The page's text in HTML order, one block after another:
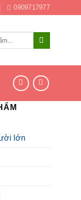
0909717977
lớn